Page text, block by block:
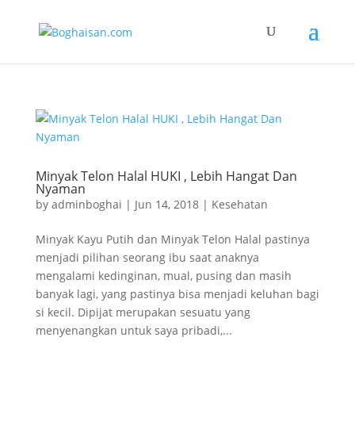
Minyak Telon Halal HUKI , Lebih Hangat Dan
Nyaman
by adminboghai | Jun 14, 2018| Kesehatan
Minyak Kayu Putih dan Minyak Telon Halal pastinya
menjadi pilihan seorang ibu saat anaknya
mengalami kedinginan, mual, pusing dan masih
banyak lagi, yang pastinya bisa menjadi keluhan bagi
si kecil. Dipijat merupakan sesuatu yang
menyenangkan untuk saya pribadi,...